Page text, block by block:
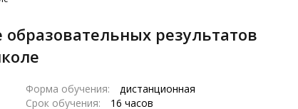
Форма обучения:
дистанционная
Срок обучения:
16 часов